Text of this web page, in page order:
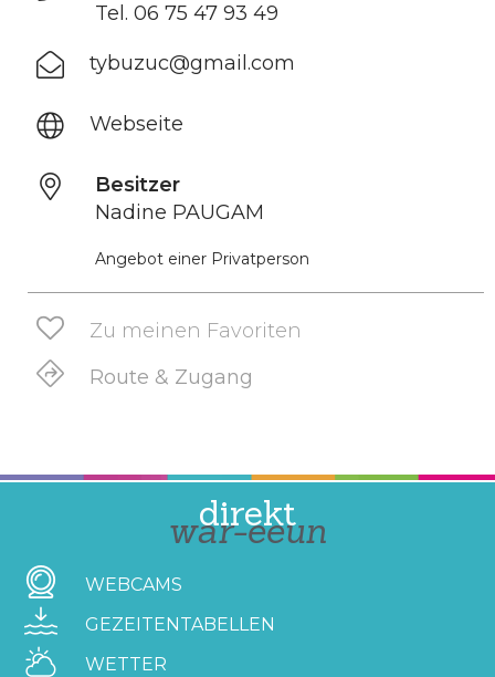
Tel. 06 75 47 93 49
tybuzuc@gmail.com
Webseite
Besitzer
Nadine PAUGAM
Angebot einer Privatperson
Zu meinen Favoriten
Route & Zugang
direkt
war-eeun
WEBCAMS
GEZEITENTABELLEN
WETTER